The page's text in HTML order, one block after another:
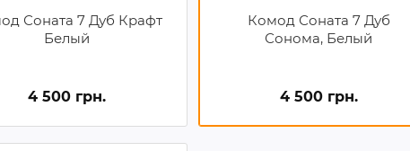
Соната 7 Дуб Крафт
Белый
4 500 грн.
Комод Соната 7 Дуб
Сонома, Белый
4 500 грн.